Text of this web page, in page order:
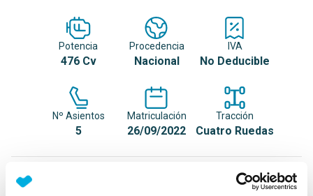
Potencia
476 Cv
Procedencia
Nacional
IVA
No Deducible
Nº Asientos
5
Matriculación
26/09/2022
Tracción
Cuatro Ruedas